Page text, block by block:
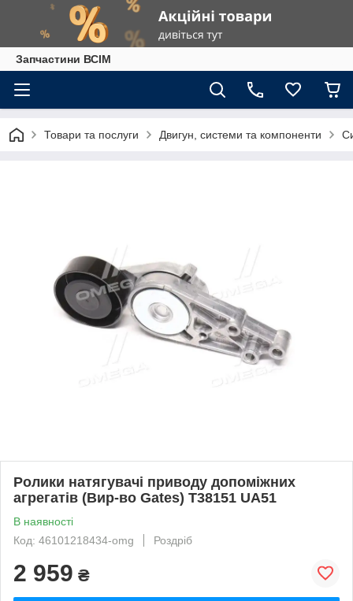
Запчастини ВСІМ
Товари та послуги Двигун, системи та компоненти
Ролики натягувачі приводу допоміжних
агрегатів (Вир-во Gates) T38151 UA51
В наявності
Код: 46101218434-omg
Роздріб
2 959 ₴